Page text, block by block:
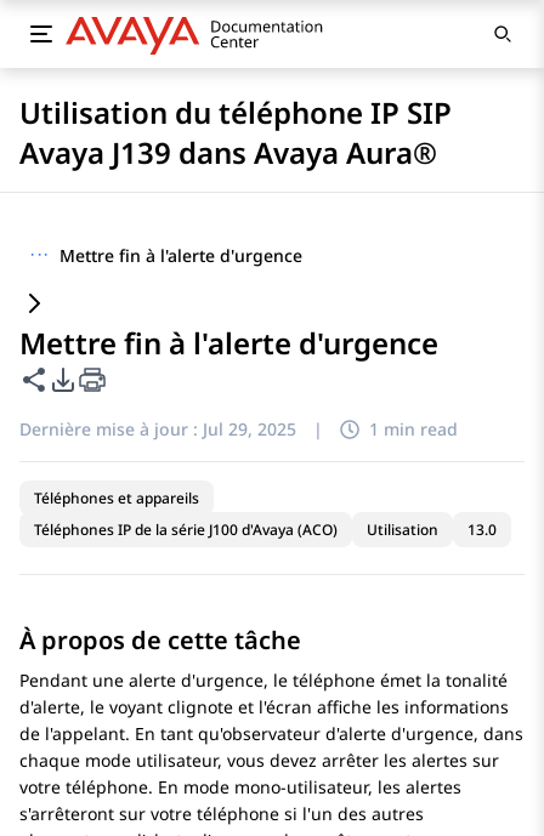
Utilisation du téléphone IP SIP
Avaya J139 dans Avaya Aura®
··· Mettre fin à l'alerte d'urgence
Mettre fin à l'alerte d'urgence
Partager cette page
Options d'exportation PDF
Dernière mise à jour : Jul 29, 2025 | 1 min read
Téléphones et appareils
Téléphones IP de la série J100 d'Avaya (ACO)
Utilisation 13.0
À propos de cette tâche
Pendant une alerte d'urgence, le téléphone émet la tonalité
d'alerte, le voyant clignote et l'écran affiche les informations
de l'appelant. En tant qu'observateur d'alerte d'urgence, dans
chaque mode utilisateur, vous devez arrêter les alertes sur
votre téléphone. En mode mono-utilisateur, les alertes
s'arrêteront sur votre téléphone si l'un des autres